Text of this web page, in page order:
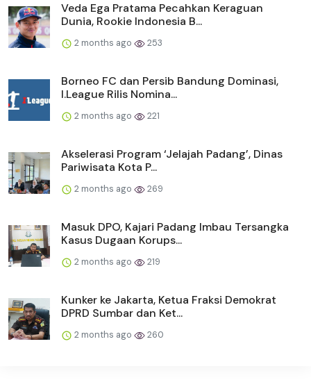
Veda Ega Pratama Pecahkan Keraguan
Dunia, Rookie Indonesia B...
2 months ago 253
Borneo FC dan Persib Bandung Dominasi,
I.League Rilis Nomina...
2 months ago 221
Akselerasi Program ‘Jelajah Padang’, Dinas
Pariwisata Kota P...
2 months ago 269
Masuk DPO, Kajari Padang Imbau Tersangka
Kasus Dugaan Korups...
2 months ago 219
Kunker ke Jakarta, Ketua Fraksi Demokrat
DPRD Sumbar dan Ket...
2 months ago 260